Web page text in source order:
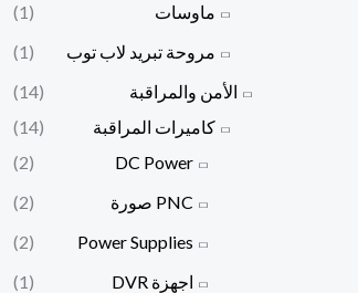
ماوسات
(1)
مروحة تبريد لاب توب
(1)
الأمن والمراقبة
(14)
كاميرات المراقبة
(14)
DC Power
(2)
PNC صورة
(2)
Power Supplies
(2)
اجهزة DVR
(1)